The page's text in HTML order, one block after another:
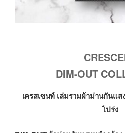
DIM-OUT
เครสเซนท์ เล่มรวมผ้าม่านกันแ
โปร่ง